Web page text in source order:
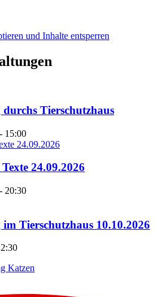
und Inhalte entsperren
Tierschutzhaus
- 15:00
24.09.2026
- 20:30
Tierschutzhaus 10.10.2026
Katzen